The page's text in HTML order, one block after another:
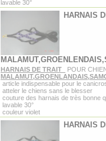
lavable 30°
HARNAIS
HARNAIS DE TRAIT
POUR
article indispensable pour le
atteler le chiens sans le blesser
couture des harnais de très bonne
lavable 30°
couleur violet
HARNAIS